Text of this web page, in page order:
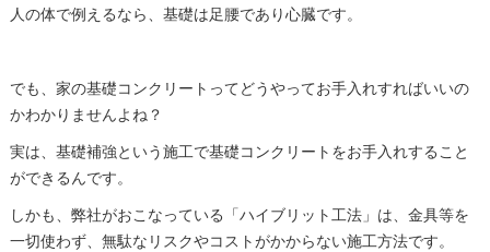
人の体で例えるなら、基礎は足腰であり心臓です。
でも、家の基礎コンクリートってどうやってお手入れすればいいの
かわかりませんよね？
実は、基礎補強という施工で基礎コンクリートをお手入れすること
ができるんです。
しかも、弊社がおこなっている「ハイブリット工法」は、金具等を
一切使わず、無駄なリスクやコストがかからない施工方法です。